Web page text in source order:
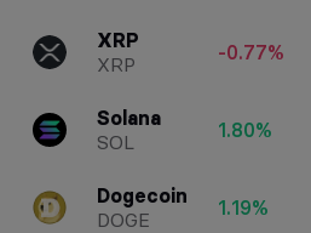
XRP
XRP
-0.77%
Solana
SOL
1.80%
Dogecoin
DOGE
1.19%